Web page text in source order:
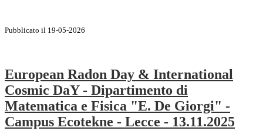
Pubblicato il 19-05-2026
European Radon Day & International
Cosmic DaY - Dipartimento di
Matematica e Fisica "E. De Giorgi" -
Campus Ecotekne - Lecce - 13.11.2025